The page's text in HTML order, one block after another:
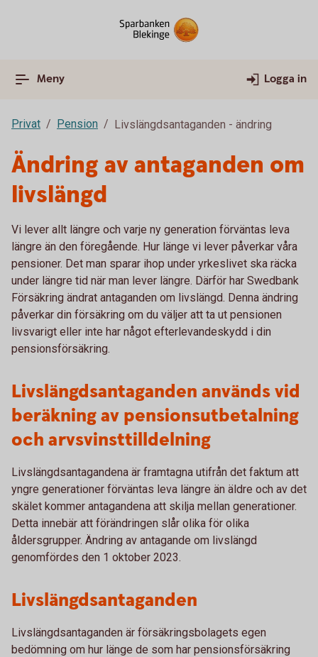
Meny Logga in
Privat Pension Livslängdsantaganden - ändring
Ändring av antaganden om
livslängd
Vi lever allt längre och varje ny generation förväntas leva
längre än den föregående. Hur länge vi lever påverkar våra
pensioner. Det man sparar ihop under yrkeslivet ska räcka
under längre tid när man lever längre. Därför har Swedbank
Försäkring ändrat antaganden om livslängd. Denna ändring
påverkar din försäkring om du väljer att ta ut pensionen
livsvarigt eller inte har något efterlevandeskydd i din
pensionsförsäkring.
Livslängdsantaganden används vid
beräkning av pensionsutbetalning
och arvsvinsttilldelning
Livslängdsantagandena är framtagna utifrån det faktum att
yngre generationer förväntas leva längre än äldre och av det
skälet kommer antagandena att skilja mellan generationer.
Detta innebär att förändringen slår olika för olika
åldersgrupper. Ändring av antagande om livslängd
genomfördes den 1 oktober 2023.
Livslängdsantaganden
Livslängdsantaganden är försäkringsbolagets egen
bedömning om hur länge de som har pensionsförsäkring